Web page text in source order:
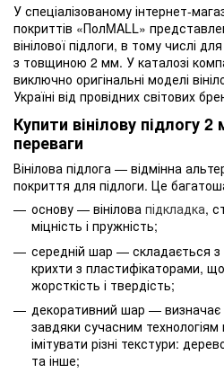
У спеціалізованому інтернет-
покриттів «ПолMALL»
вінілової підлоги, в тому числі
з товщиною 2 мм. У каталозі
виключно оригінальні моделі
Україні від провідних світових
Купити вінілову підлогу
переваги
Вінілова підлога — відмінна
покриття для підлоги. Це
основу — вінілова підкладка,
міцність і пружність;
середній шар — складається з
крихти з пластифікаторами,
жорсткість і твердість;
декоративний шар — визначає
завдяки сучасним
імітувати різні текстури:
та інше;